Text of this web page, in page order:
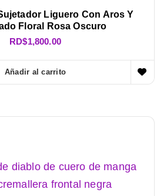
Liguero Con Aros Y
Floral Rosa Oscuro
RD$1,800.00
Añadir al carrito